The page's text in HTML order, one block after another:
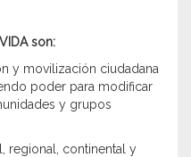
son:
y movilización ciudadana
poder para modificar
y grupos
regional, continental y